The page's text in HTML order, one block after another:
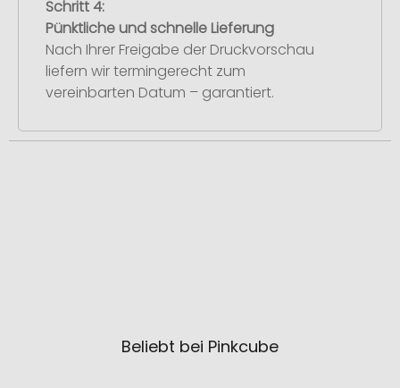
Schritt 4:
Pünktliche und schnelle Lieferung
Nach Ihrer Freigabe der Druckvorschau
liefern wir termingerecht zum
vereinbarten Datum – garantiert.
Beliebt bei Pinkcube